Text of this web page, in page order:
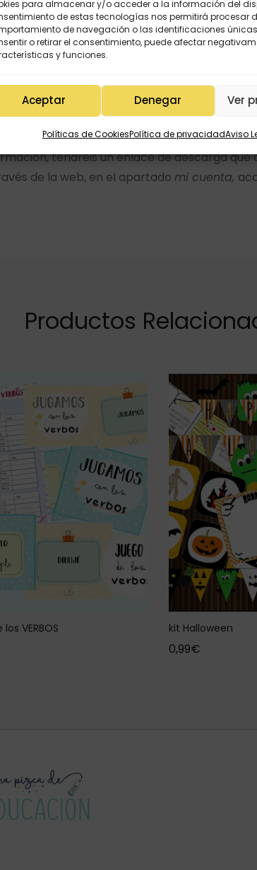
para almacenar y/o acceder a la información del
de estas tecnologías nos permitirá procesar
de navegación o las identificaciones únicas
o retirar el consentimiento, puede afectar
y funciones.
Aceptar Denegar Ver
Políticas de CookiesPolítica de privacidadAviso
de material escolar
valenciano/catalány tambiéninglés
etiquetes para las perchas podéis
o imprimirlos directamente para
tendréis un enlace de descarga
de la web, en el apartado mi cuenta,
Productos
VERBOS kit Halloween
0,99€